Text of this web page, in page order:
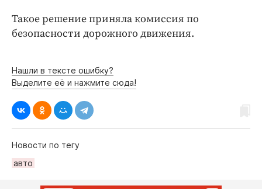
Погода
Праздники
Спорт
Экономика и бизнес
ПРОЕКТЫ
Такое решение приняла комиссия по
безопасности дорожного движения.
Нашли в тексте ошибку?
Выделите её и нажмите сюда!
Новости по тегу
авто